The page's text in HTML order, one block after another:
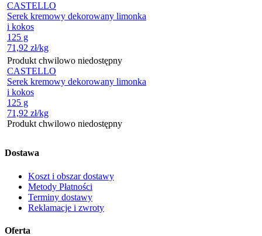
CASTELLO
Serek kremowy dekorowany limonka
i kokos
125 g
71,92 zł/kg
Produkt chwilowo niedostępny
CASTELLO
Serek kremowy dekorowany limonka
i kokos
125 g
71,92 zł/kg
Produkt chwilowo niedostępny
Dostawa
Koszt i obszar dostawy
Metody Płatności
Terminy dostawy
Reklamacje i zwroty
Oferta